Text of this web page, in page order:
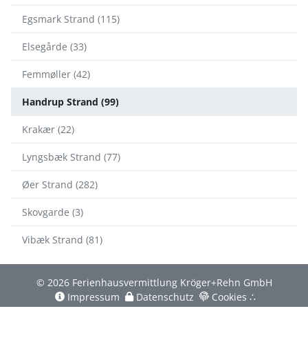
Egsmark Strand (115)
Elsegårde (33)
Femmøller (42)
Handrup Strand (99)
Krakær (22)
Lyngsbæk Strand (77)
Øer Strand (282)
Skovgarde (3)
Vibæk Strand (81)
© 2026 Ferienhausvermittlung Kröger+Rehn GmbH
Impressum
Datenschutz Cookies ∴